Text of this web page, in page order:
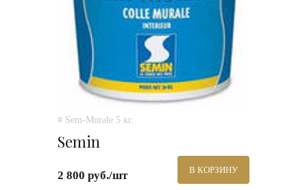
# Sem-Murale 5 кг.
Semin
2 800 руб./шт В КОРЗИНУ